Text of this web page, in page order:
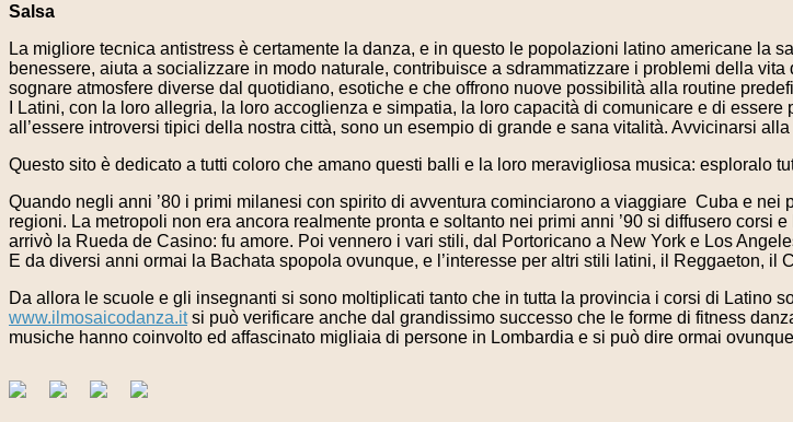
Salsa
La migliore tecnica antistress è certamente la danza, e in questo le popolazioni latino americane la
benessere, aiuta a socializzare in modo naturale, contribuisce a sdrammatizzare i problemi della
sognare atmosfere diverse dal quotidiano, esotiche e che offrono nuove possibilità alla routine
I Latini, con la loro allegria, la loro accoglienza e simpatia, la loro capacità di comunicare e di
all’essere introversi tipici della nostra città, sono un esempio di grande e sana vitalità. Avvicinarsi
Questo sito è dedicato a tutti coloro che amano questi balli e la loro meravigliosa musica: esploralo
Quando negli anni ’80 i primi milanesi con spirito di avventura cominciarono a viaggiare Cuba e
regioni. La metropoli non era ancora realmente pronta e soltanto nei primi anni ’90 si diffusero
arrivò la Rueda de Casino: fu amore. Poi vennero i vari stili, dal Portoricano a New York e Los
E da diversi anni ormai la Bachata spopola ovunque, e l’interesse per altri stili latini, il Reggaeton,
Da allora le scuole e gli insegnanti si sono moltiplicati tanto che in tutta la provincia i corsi di Latino
www.ilmosaicodanza.itsi può verificare anche dal grandissimo successo che le forme di fitness
musiche hanno coinvolto ed affascinato migliaia di persone in Lombardia e si può dire ormai